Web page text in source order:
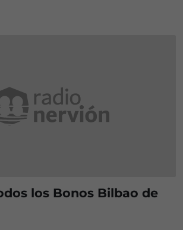
los Bonos Bilbao de